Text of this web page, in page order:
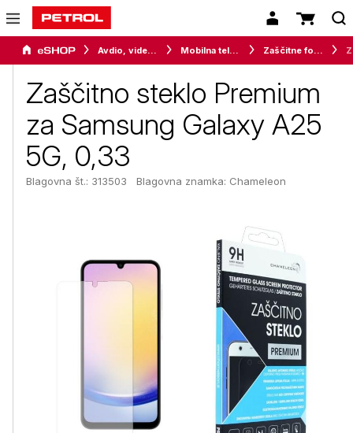
Avdio, video in telefonija Mobilna telefonija Zaščitne folije in stekla
Zaščitno steklo Premium
za Samsung Galaxy A25
5G, 0,33
Blagovna št.: 313503 Blagovna znamka: Chameleon